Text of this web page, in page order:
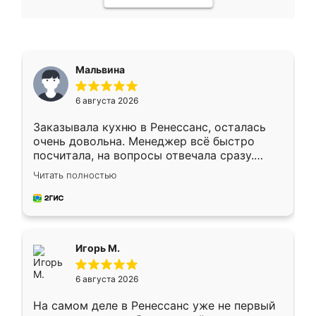
Мальвина
6 августа 2026
Заказывала кухню в Ренессанс, осталась
очень довольна. Менеджер всё быстро
посчитала, на вопросы отвечала сразу.
Замерщик приехал в субботу, подошёл к
делу со всей ответственностью. Собрали
за день, ребята работали аккуратно, даже
Читать полностью
Игорь М.
6 августа 2026
На самом деле в Ренессанс уже не первый